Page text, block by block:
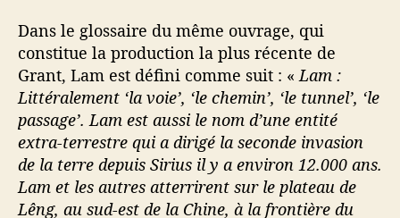
Dans le glossaire du même ouvrage, qui
constitue la production la plus récente de
Grant, Lam est défini comme suit : «Lam :
Littéralement ‘la voie’, ‘le chemin’, ‘le tunnel’, ‘le
passage’. Lam est aussi le nom d’une entité
extra-terrestre qui a dirigé la seconde invasion
de la terre depuis Sirius il y a environ 12.000 ans.
Lam et les autres atterrirent sur le plateau de
Lêng, au sud-est de la Chine, à la frontière du